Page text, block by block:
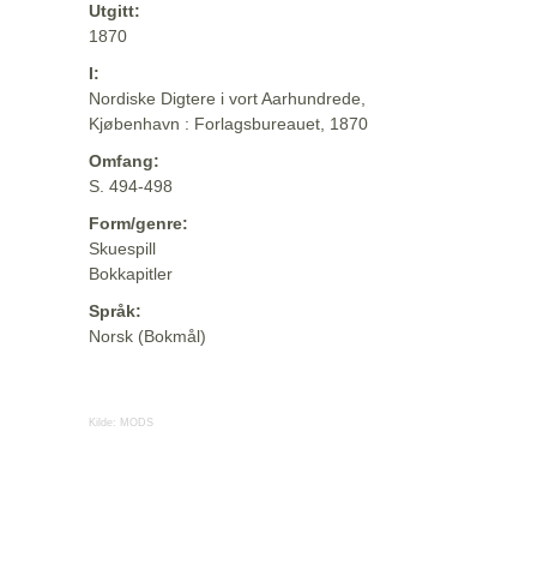
Utgitt:
1870
I:
Nordiske Digtere i vort Aarhundrede,
Kjøbenhavn : Forlagsbureauet, 1870
Omfang:
S. 494-498
Form/genre:
Skuespill
Bokkapitler
Språk:
Norsk (Bokmål)
Kilde: MODS